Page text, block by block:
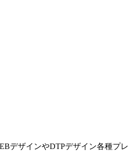
デザインやDTPデザイン各種プレ